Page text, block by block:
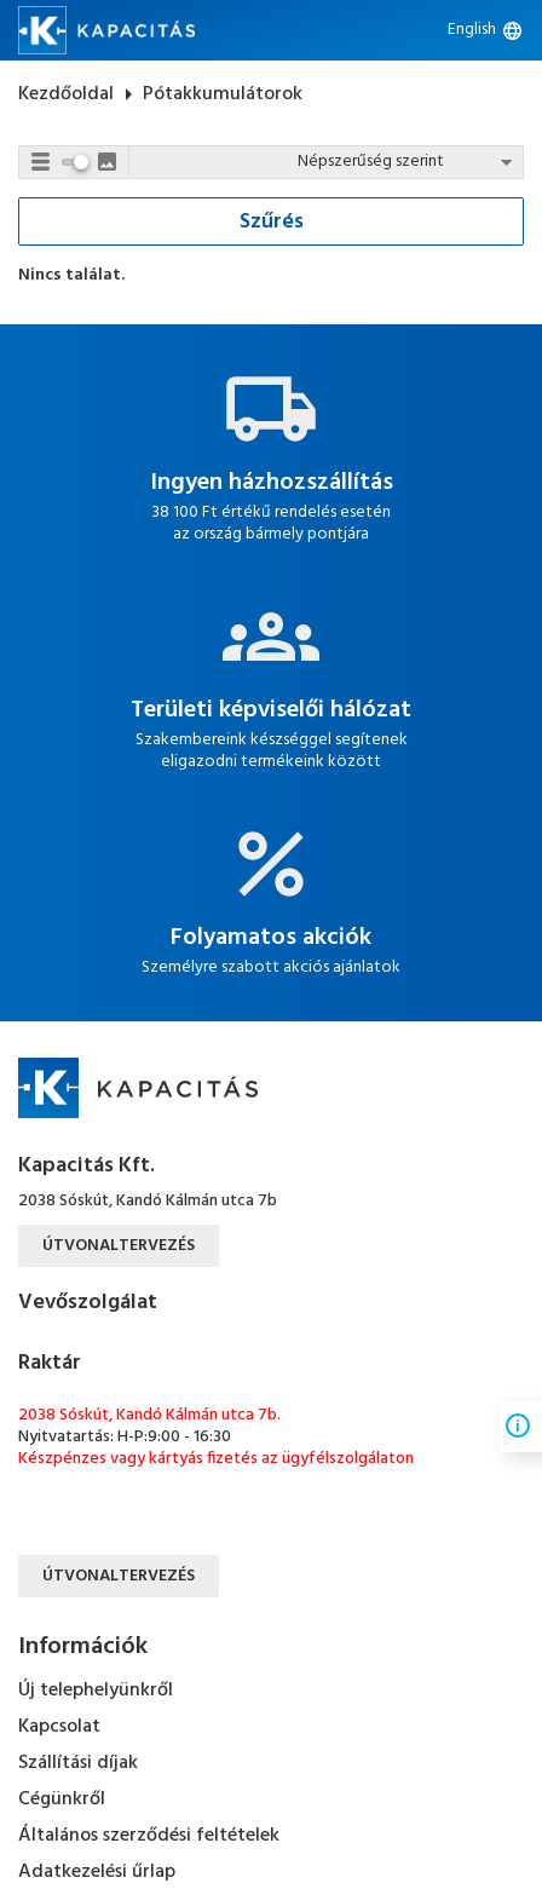
English language
Kezdőoldal arrow_right Pótakkumulátorok
Szűrés
Nincs találat.
Ingyen házhozszállítás
38 100 Ft értékű rendelés esetén
az ország bármely pontjára
Területi képviselői hálózat
Szakembereink készséggel segítenek
eligazodni termékeink között
Folyamatos akciók
Személyre szabott akciós ajánlatok
Kapacitás Kft.
2038 Sóskút, Kandó Kálmán utca 7b
ÚTVONALTERVEZÉS
Vevőszolgálat
Raktár
2038 Sóskút, Kandó Kálmán utca 7b.
Nyitvatartás: H-P:9:00 - 16:30
Készpénzes vagy kártyás fizetés az ügyfélszolgálaton
ÚTVONALTERVEZÉS
Információk
Új telephelyünkről
Kapcsolat
Szállítási díjak
Cégünkről
Általános szerződési feltételek
Adatkezelési űrlap